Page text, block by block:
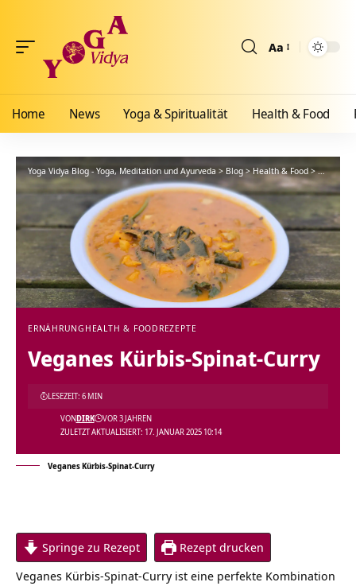
Aa
Home News Yoga & Spiritualität Health & Food
Yoga Vidya Blog - Yoga, Meditation und Ayurveda > Blog>Health & Food>
ERNÄHRUNG HEALTH & FOOD REZEPTE
Veganes Kürbis-Spinat-Curry
ZULETZT AKTUALISIERT: 17. JANUAR 2025 10:14
VONDIRK VOR 3 JAHREN
LESEZEIT: 6 MIN
Veganes Kürbis-Spinat-Curry
Springe zu Rezept
Rezept drucken
Veganes Kürbis-Spinat-Curry ist eine perfekte Kombination